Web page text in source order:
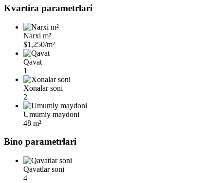
Kvartira parametrlari
Narxi m²
$1,250/m²
Qavat
1
Xonalar soni
2
Umumiy maydoni
48 m²
Bino parametrlari
Qavatlar soni
4